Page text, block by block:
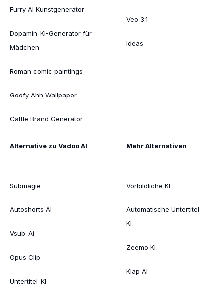
Furry AI Kunstgenerator
Dopamin-KI-Generator für
Mädchen
Roman comic paintings
Goofy Ahh Wallpaper
Cattle Brand Generator
Veo 3.1
Ideas
Alternative zu Vadoo AI
Submagie
Autoshorts AI
Vsub-Ai
Opus Clip
Untertitel-KI
Mehr Alternativen
Vorbildliche KI
Automatische Untertitel-
KI
Zeemo KI
Klap AI